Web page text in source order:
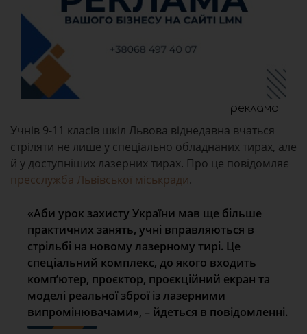
реклама
Учнів 9-11 класів шкіл Львова віднедавна вчаться
стріляти не лише у спеціально обладнаних тирах, але
й у доступніших лазерних тирах. Про це повідомляє
пресслужба Львівської міськради.
«Аби урок захисту України мав ще більше
практичних занять, учні вправляються в
стрільбі на новому лазерному тирі. Це
спеціальний комплекс, до якого входить
комп’ютер, проєктор, проєкційний екран та
моделі реальної зброї із лазерними
випромінювачами», – йдеться в повідомленні.